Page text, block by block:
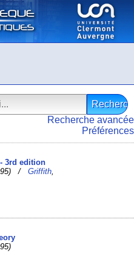
Recherche avancée
Préférences
3rd edition
/Griffith